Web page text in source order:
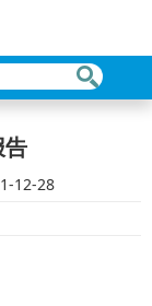
12-28